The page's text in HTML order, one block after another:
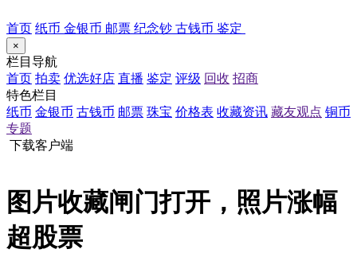
首页 纸币 金银币 邮票 纪念钞 古钱币 鉴定
×
栏目导航
首页 拍卖 优选好店 直播 鉴定 评级 回收 招商
特色栏目
纸币 金银币 古钱币 邮票 珠宝 价格表 收藏资讯 藏友观点 铜币
专题
下载客户端
图片收藏闸门打开，照片涨幅
超股票